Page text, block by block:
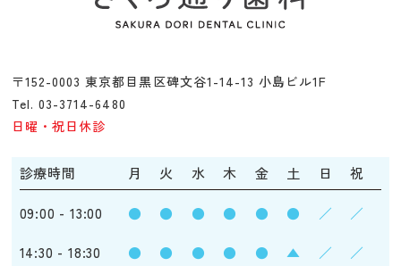
〒152-0003 東京都目黒区碑文谷1-14-13 小島ビル1F
Tel. 03-3714-6480
日曜・祝日休診
診療時間 月 火 水 木 金 土 日 祝
09:00 - 13:00 ● ● ● ● ● ● ／ ／
14:30 - 18:30 ● ● ● ● ● ▲ ／ ／